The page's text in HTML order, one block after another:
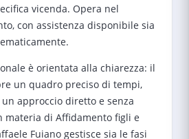
vicenda. Opera nel
con assistenza disponibile sia
è orientata alla chiarezza: il
un quadro preciso di tempi,
approccio diretto e senza
di Affidamento figli e
Fuiano gestisce sia le fasi